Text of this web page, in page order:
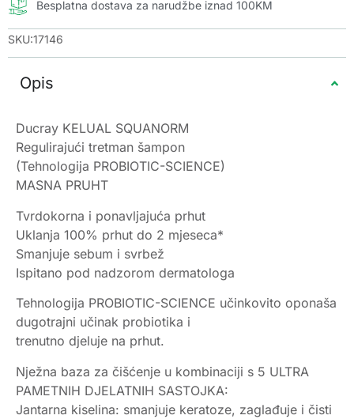
Besplatna dostava za narudžbe iznad 100KM
SKU:17146
Opis
Ducray KELUAL SQUANORM
Regulirajući tretman šampon
(Tehnologija PROBIOTIC-SCIENCE)
MASNA PRUHT
Tvrdokorna i ponavljajuća prhut
Uklanja 100% prhut do 2 mjeseca*
Smanjuje sebum i svrbež
Ispitano pod nadzorom dermatologa
Tehnologija PROBIOTIC-SCIENCE učinkovito oponaša
dugotrajni učinak probiotika i
trenutno djeluje na prhut.
Nježna baza za čišćenje u kombinaciji s 5 ULTRA
PAMETNIH DJELATNIH SASTOJKA:
Jantarna kiselina: smanjuje keratoze, zaglađuje i čisti